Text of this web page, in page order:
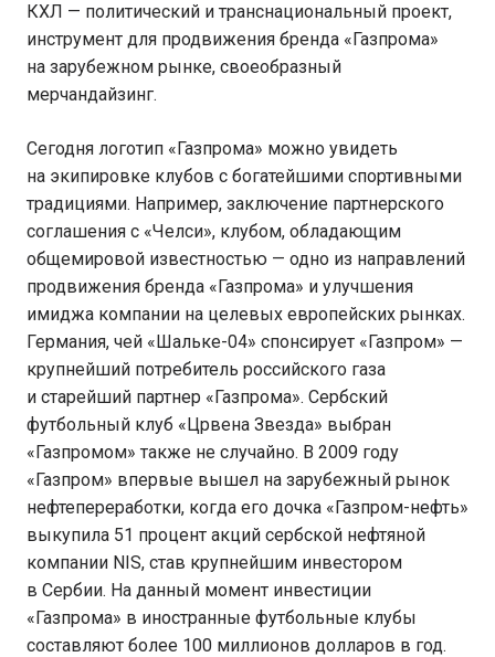
КХЛ — политический и транснациональный проект,
инструмент для продвижения бренда «Газпрома»
на зарубежном рынке, своеобразный
мерчандайзинг.
Сегодня логотип «Газпрома» можно увидеть
на экипировке клубов с богатейшими спортивными
традициями. Например, заключение партнерского
соглашения с «Челси», клубом, обладающим
общемировой известностью — одно из направлений
продвижения бренда «Газпрома» и улучшения
имиджа компании на целевых европейских рынках.
Германия, чей «Шальке-04» спонсирует «Газпром» —
крупнейший потребитель российского газа
и старейший партнер «Газпрома». Сербский
футбольный клуб «Црвена Звезда» выбран
«Газпромом» также не случайно. В 2009 году
«Газпром» впервые вышел на зарубежный рынок
нефтепереработки, когда его дочка «Газпром-нефть»
выкупила 51 процент акций сербской нефтяной
компании NIS, став крупнейшим инвестором
в Сербии. На данный момент инвестиции
«Газпрома» в иностранные футбольные клубы
составляют более 100 миллионов долларов в год.